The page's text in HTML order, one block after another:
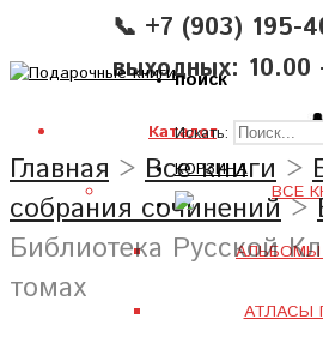
📞 +7 (903) 195-
выходных:
Каталог
ВСЕ
АТЛАСЫ
поиск
Искать:
КОРЗИНА
Главная > Все книги >
собрания сочинений>
Библиотека Русской
томах